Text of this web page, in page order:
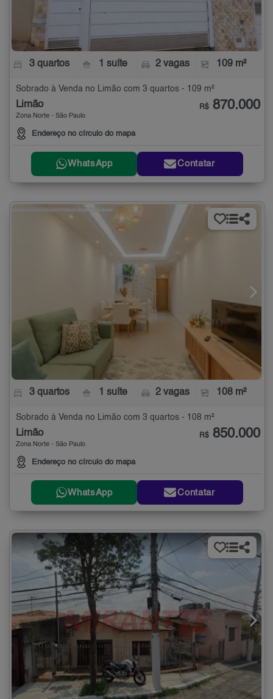
3 quartos 1 suíte 2 vagas 109 m²
Sobrado à Venda no Limão com 3 quartos - 109 m²
Limão
Zona Norte - São Paulo
Endereço no círculo do mapa
R$ 870.000
WhatsApp Contatar
3 quartos 1 suíte 2 vagas 108 m²
Sobrado à Venda no Limão com 3 quartos - 108 m²
Limão
Zona Norte - São Paulo
Endereço no círculo do mapa
R$ 850.000
WhatsApp Contatar